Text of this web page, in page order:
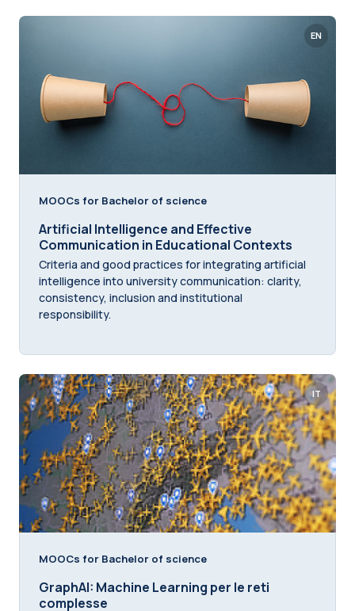
EN
MOOCs for Bachelor of science
Artificial Intelligence and Effective
Communication in Educational Contexts
Criteria and good practices for integrating artificial
intelligence into university communication: clarity,
consistency, inclusion and institutional
responsibility.
IT
MOOCs for Bachelor of science
GraphAI: Machine Learning per le reti
complesse